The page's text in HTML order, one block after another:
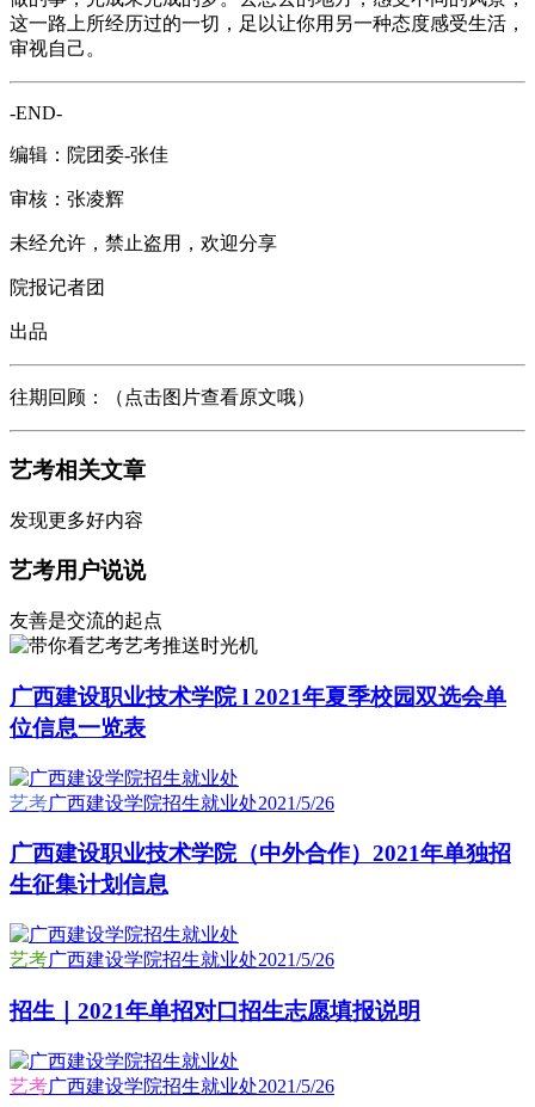
这一路上所经历过的一切，足以让你用另一种态度感受生活，
审视自己。
-END-
编辑：院团委-张佳
审核：张凌辉
未经允许，禁止盗用，欢迎分享
院报记者团
出品
往期回顾：（点击图片查看原文哦）
艺考相关文章
发现更多好内容
艺考用户说说
友善是交流的起点
艺考推送时光机
广西建设职业技术学院 l 2021年夏季校园双选会单
位信息一览表
艺考广西建设学院招生就业处2021/5/26
广西建设职业技术学院（中外合作）2021年单独招
生征集计划信息
艺考广西建设学院招生就业处2021/5/26
招生｜2021年单招对口招生志愿填报说明
艺考广西建设学院招生就业处2021/5/26